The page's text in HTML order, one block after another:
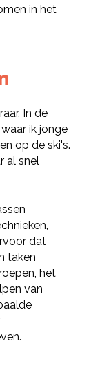
in het
In de
ik jonge
op de ski's.
al snel
dat
taken
het
van